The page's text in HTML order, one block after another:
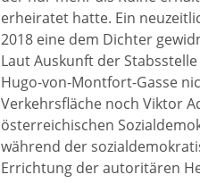
erheiratet hatte. Ein
2018 eine dem Dichter
Laut Auskunft der
Hugo-von-Montfort-Gasse
Verkehrsfläche noch Viktor
österreichischen
während der
Errichtung der autoritären